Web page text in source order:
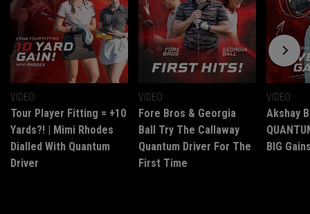
VIDEO
Tour Player Fitting = +10
Yards?! | Mimi Rhodes
Dialled With Quantum
Driver
VIDEO
Fore Bros & Georgia
Ball Try The Callaway
Quantum Driver For The
First Time
VIDEO
Akshay
BIG